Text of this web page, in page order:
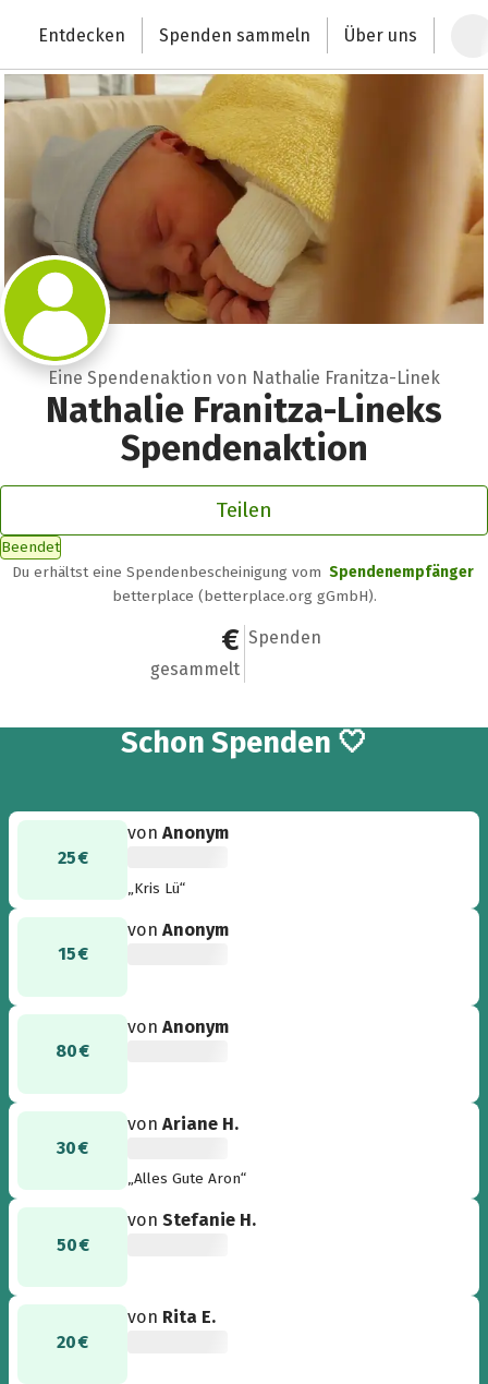
Deutschlands größte Spendenplattform
Entdecken Spenden sammeln Über uns
Eine Spendenaktion von Nathalie Franitza-Linek
Nathalie Franitza-Lineks
Spendenaktion
Teilen
Beendet
Du erhältst eine Spendenbescheinigung vom Spendenempfänger
betterplace (betterplace.org gGmbH).
255 €
gesammelt
8
Spenden
Schon 8
Spenden 🤍
25 €
vonAnonym
„Kris Lü“
15 €
vonAnonym
80 €
vonAnonym
30 €
vonAriane H.
„Alles Gute Aron“
50 €
vonStefanie H.
20 €
von Rita E.